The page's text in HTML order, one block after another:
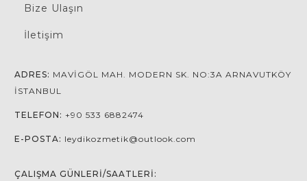
Bize Ulaşın
İletişim
ADRES: MAVIGÖL MAH. MODERN SK. NO:3A ARNAVUTKÖY
İSTANBUL
TELEFON: +90 533 6882474
E-POSTA: leydikozmetik@outlook.com
ÇALIŞMA GÜNLERI/SAATLERI: